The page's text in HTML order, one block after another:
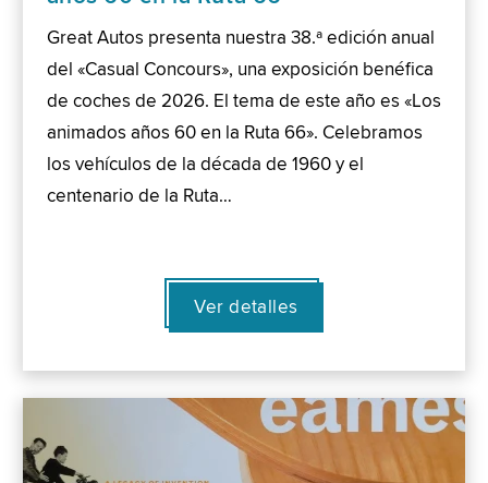
Great Autos presenta nuestra 38.ª edición anual
del «Casual Concours», una exposición benéfica
de coches de 2026. El tema de este año es «Los
animados años 60 en la Ruta 66». Celebramos
los vehículos de la década de 1960 y el
centenario de la Ruta…
Ver detalles